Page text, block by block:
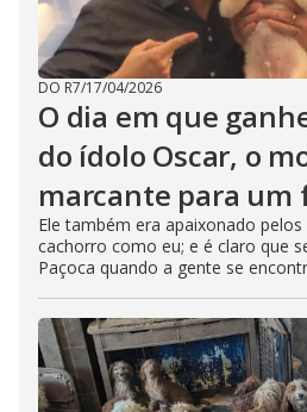
DO R7/17/04/2026
O dia em que
do ídolo Oscar, o
marcante para um
Ele também era apaixonado
cachorro como eu; e é claro que
Paçoca quando a gente se